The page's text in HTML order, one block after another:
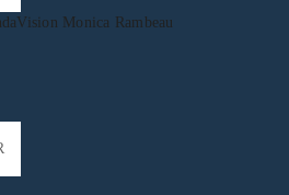
Monica Rambeau